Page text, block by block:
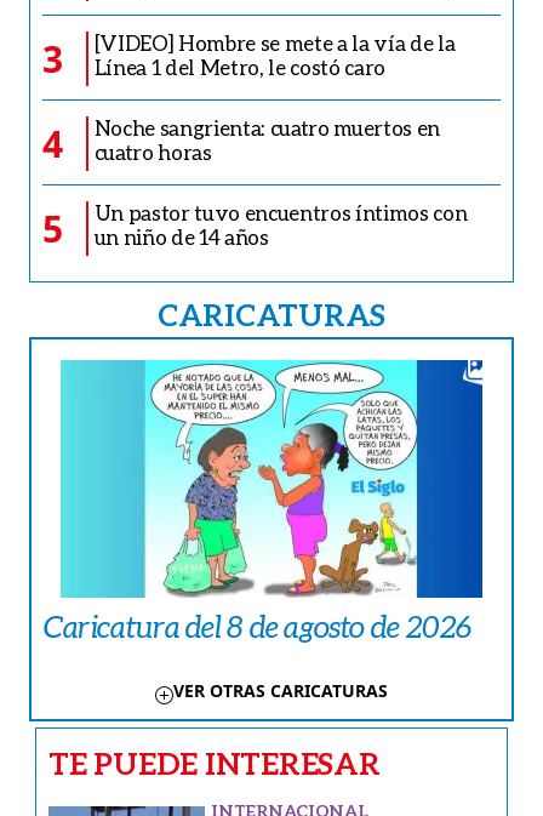
3
[VIDEO] Hombre se mete a la vía de la
Línea 1 del Metro, le costó caro
4
Noche sangrienta: cuatro muertos en
cuatro horas
5
Un pastor tuvo encuentros íntimos con
un niño de 14 años
CARICATURAS
Caricatura del 8 de agosto de 2026
VER OTRAS CARICATURAS
TE PUEDE INTERESAR
INTERNACIONAL